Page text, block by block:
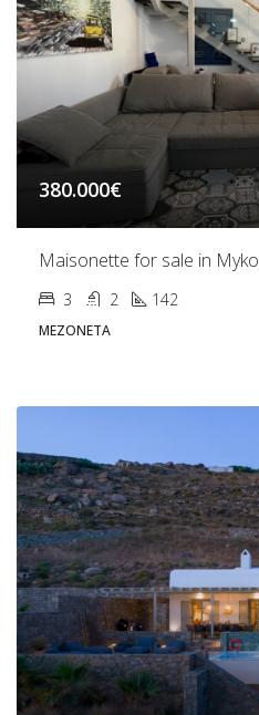
380.000€
Maisonette for sale in
3 2 142
ΜΕΖΟΝΈΤΑ